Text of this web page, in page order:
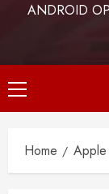
ANDROID
Primary
Menu
Home Apple